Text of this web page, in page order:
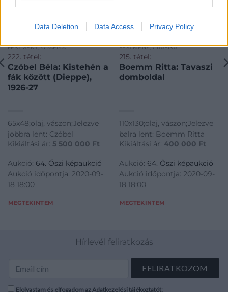
Data Deletion Data Access Privacy Policy
FESTMÉNY, GRAFIKA
222. tétel:
Czóbel Béla: Kistehén a
fák között (Dieppe),
1926-27
65x48;olaj, vászon;Jelezve
jobbra lent: Czóbel
Kikiáltási ár: 5 500 000 Ft
Aukció: 64. Őszi képaukció
Aukció időpontja: 2020-09-
18 18:00
MEGTEKINTEM
FESTMÉNY, GRAFIKA
215. tétel:
Boemm Ritta: Tavaszi
domboldal
110x130;olaj, vászon;Jelezve
balra lent: Boemm Ritta
Kikiáltási ár: 400 000 Ft
Aukció: 64. Őszi képaukció
Aukció időpontja: 2020-09-
18 18:00
MEGTEKINTEM
Hírlevél feliratkozás
Elolvastam és elfogadom az Adatkezelési tájékoztatót: